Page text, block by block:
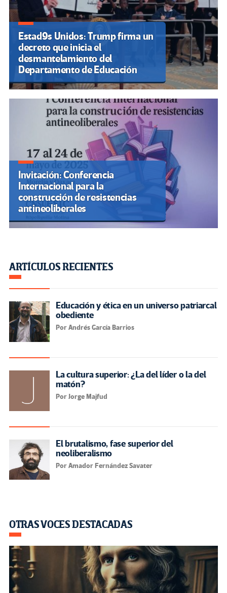
Estad9s Unidos: Trump firma un
decreto que inicia el
desmantelamiento del
Departamento de Educación
Invitación: Conferencia
Internacional para la
construcción de resistencias
antineoliberales
ARTÍCULOS RECIENTES
Educación y ética en un universo patriarcal
obediente
Por Andrés García Barrios
La cultura superior: ¿La del líder o la del
matón?
Por Jorge Majfud
El brutalismo, fase superior del
neoliberalismo
Por Amador Fernández Savater
OTRAS VOCES DESTACADAS